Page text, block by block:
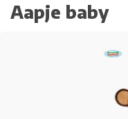
Aapje baby